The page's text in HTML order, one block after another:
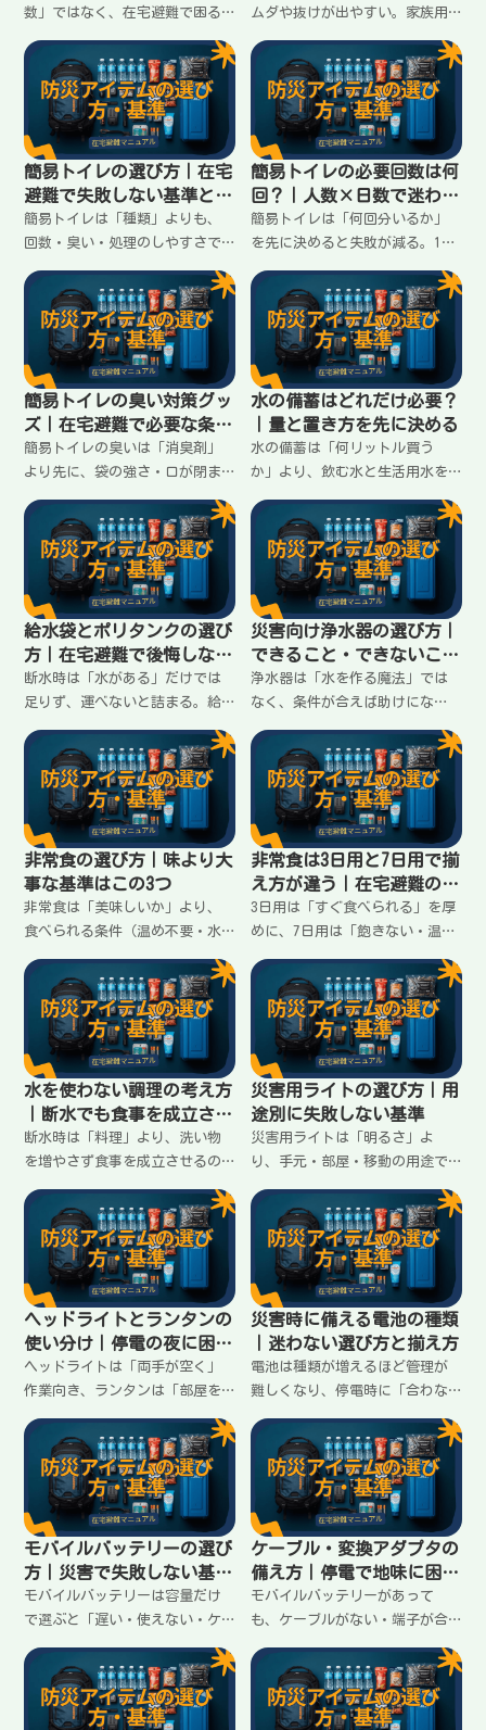
数」ではなく、在宅避難で困る
えられるかで選ぶ。買ってから
後悔しない3つの基準と、避けた
い落とし穴をまとめます。
ムダや抜けが出やすい。家族用
必要な物」を分けるのがコツ。
揃え方の違いと失敗しない分け
方をまとめます。
簡易トイレの選び方｜在宅
避難で失敗しない基準と落
とし穴
簡易トイレは「種類」よりも、
回数・臭い・処理のしやすさで
敗しないための基準と、家庭で
迷わない揃え方をまとめます。
簡易トイレの必要回数は何
回？｜人数×日数で迷わな
い計算
簡易トイレは「何回分いるか」
を先に決めると失敗が減る。1人
×日数で必要数を出す手順を、
在宅避難向けに分かりやすく整
理します。
簡易トイレの臭い対策グッ
ズ｜在宅避難で必要な条件
はこれ
簡易トイレの臭いは「消臭剤」
より先に、袋の強さ・口が閉ま
る。在宅避難で臭いを広げない
ために必要な条件と揃え方をま
とめます。
水の備蓄はどれだけ必要？
｜量と置き方を先に決める
水の備蓄は「何リットル買う
か」より、飲む水と生活用水を
く。3日・7日の目安、家で無理
なく置ける配置、足りない時の
優先順位をまとめます。
給水袋とポリタンクの選び
方｜在宅避難で後悔しない
条件
断水時は「水がある」だけでは
足りず、運べないと詰まる。給
さ・注ぎやすさ・置ける形で選
ぶのがコツ。失敗しない条件と
使い分けをまとめます。
災害向け浄水器の選び方｜
できること・できないこと
を先に知る
浄水器は「水を作る魔法」では
なく、条件が合えば助けにな
ないために、浄水器でできるこ
と／難しいこと、選ぶ基準（除
去対象・容量・手入れ）を整理
します。
非常食の選び方｜味より大
事な基準はこの3つ
非常食は「美味しいか」より、
食べられる条件（温め不要・水
い）が重要。在宅避難で失敗し
ない3つの基準と、買う順番をま
とめます。
非常食は3日用と7日用で揃
え方が違う｜在宅避難の現
実に合わせる
3日用は「すぐ食べられる」を厚
めに、7日用は「飽きない・温め
食を3日→7日に伸ばすときの揃
え方の違いと、失敗しない組み
立てをまとめます。
水を使わない調理の考え方
｜断水でも食事を成立させ
るコツ
断水時は「料理」より、洗い物
を増やさず食事を成立させるの
調理などの考え方と、在宅避難
で無理なく回す順番をまとめま
す。
災害用ライトの選び方｜用
途別に失敗しない基準
災害用ライトは「明るさ」よ
り、手元・部屋・移動の用途で
時に困らないための必要数の考
え方と、電池・充電の落とし穴
も整理します。
ヘッドライトとランタンの
使い分け｜停電の夜に困ら
ない選び方
ヘッドライトは「両手が空く」
作業向き、ランタンは「部屋を
困らないための役割分担と、家
での置き場所の決め方をまとめ
ます。
災害時に備える電池の種類
｜迷わない選び方と揃え方
電池は種類が増えるほど管理が
難しくなり、停電時に「合わな
に揃える考え方、充電池の扱
い、交換の優先順位を在宅避難
向けに整理します。
モバイルバッテリーの選び
方｜災害で失敗しない基準
はこの4つ
モバイルバッテリーは容量だけ
で選ぶと「遅い・使えない・ケ
避難で困らないための4つの基準
（出力・端子・容量・運用）と
揃え方をまとめます。
ケーブル・変換アダプタの
備え方｜停電で地味に困る
ポイント
モバイルバッテリーがあって
も、ケーブルがない・端子が合
バラバラでも迷わないように、
最低限揃えるべきケーブルと変
換の考え方をまとめます。